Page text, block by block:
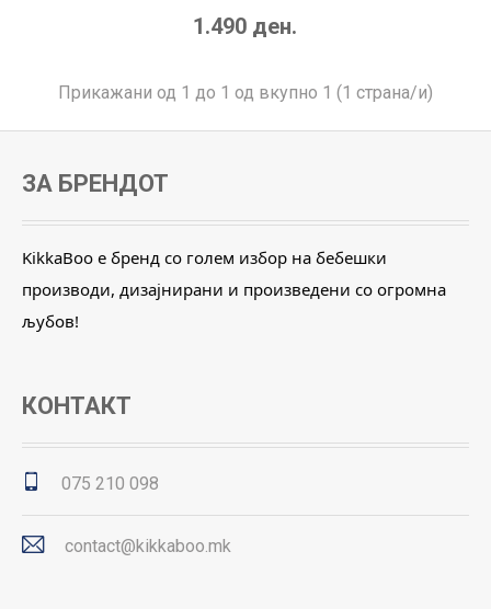
1.490 ден.
Прикажани од 1 до 1 од вкупно 1 (1 страна/и)
ЗА БРЕНДОТ
KikkaBoo е бренд со голем избор на бебешки
производи, дизајнирани и произведени со огромна
љубов!
КОНТАКТ
075 210 098
contact@kikkaboo.mk